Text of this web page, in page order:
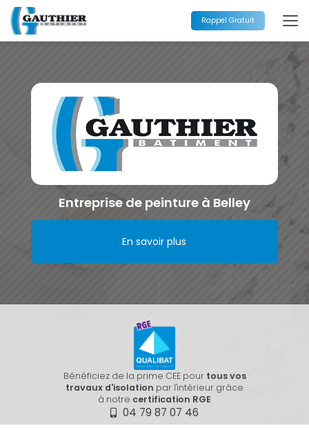
Aller
au
contenu
principal
Rappel Gratuit
Entreprise de peinture à Belley
En savoir plus
Bénéficiez de la prime CEE pourtous vos
travaux d'isolation par l'intérieur grâce
à notre certification RGE
04 79 87 07 46